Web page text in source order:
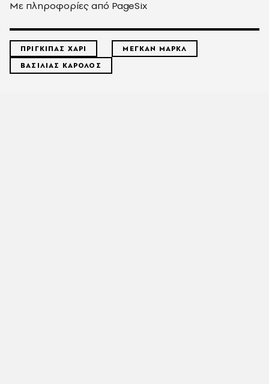
Με πληροφορίες από PageSix
ΠΡΙΓΚΙΠΑΣ ΧΑΡΙ
ΜΕΓΚΑΝ ΜΑΡΚΛ
ΒΑΣΙΛΙΑΣ ΚΑΡΟΛΟΣ